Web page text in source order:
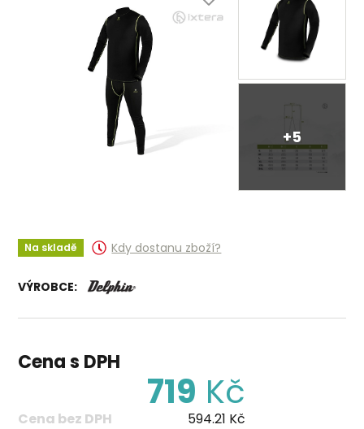
+5
Na skladě Kdy dostanu zboží?
VÝROBCE:
Cena s DPH
719 Kč
Cena bez DPH 594.21 Kč